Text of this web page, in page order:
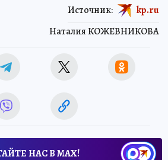
Наталия КОЖЕВНИКОВА
Источник: kp.ru
НАС В МАХ!